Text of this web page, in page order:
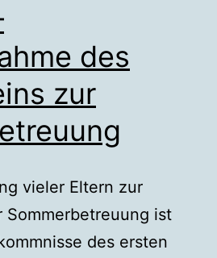
des
zur
vieler Eltern zur
Sommerbetreuung ist
des ersten